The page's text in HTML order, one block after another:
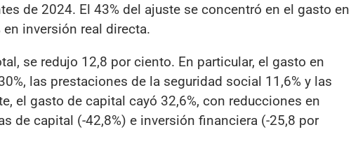
de 2024. El 43% del ajuste se concentró en el gasto en
inversión real directa.
se redujo 12,8 por ciento. En particular, el gasto en
las prestaciones de la seguridad social 11,6% y las
el gasto de capital cayó 32,6%, con reducciones en
de capital (-42,8%) e inversión financiera (-25,8 por